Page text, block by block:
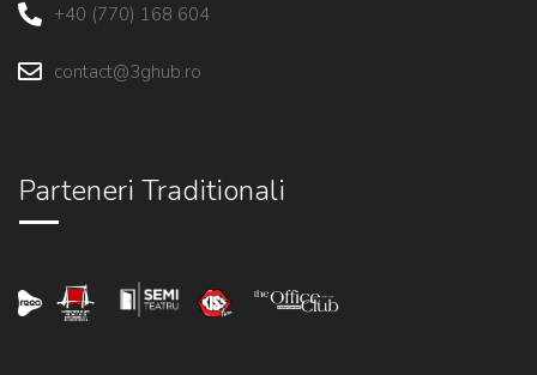
+40 (770) 168 604
contact@3ghub.ro
Parteneri Traditionali